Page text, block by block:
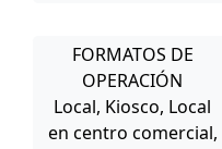
FORMATOS DE
OPERACIÓN
Local, Kiosco, Local
en centro comercial,